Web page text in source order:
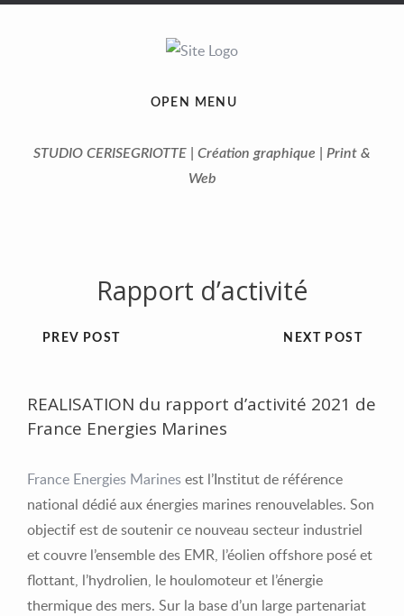
OPEN MENU
STUDIO CERISEGRIOTTE | Création graphique | Print &
Web
Rapport d’activité
NEXT POST
PREV POST
REALISATION du rapport d’activité 2021 de
France Energies Marines
France Energies Marinesest l’Institut de référence
national dédié aux énergies marines renouvelables. Son
objectif est de soutenir ce nouveau secteur industriel
et couvre l’ensemble des EMR, l’éolien offshore posé et
flottant, l’hydrolien, le houlomoteur et l’énergie
thermique des mers. Sur la base d’un large partenariat